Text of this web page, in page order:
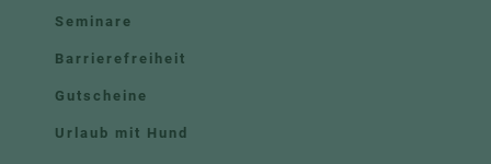
Seminare
Barrierefreiheit
Gutscheine
Urlaub mit Hund